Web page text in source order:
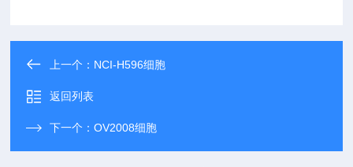
上一个： NCI-H596细胞
返回列表
下一个：OV2008细胞